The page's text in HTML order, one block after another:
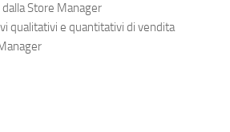
dalla Store Manager
qualitativi e quantitativi di vendita